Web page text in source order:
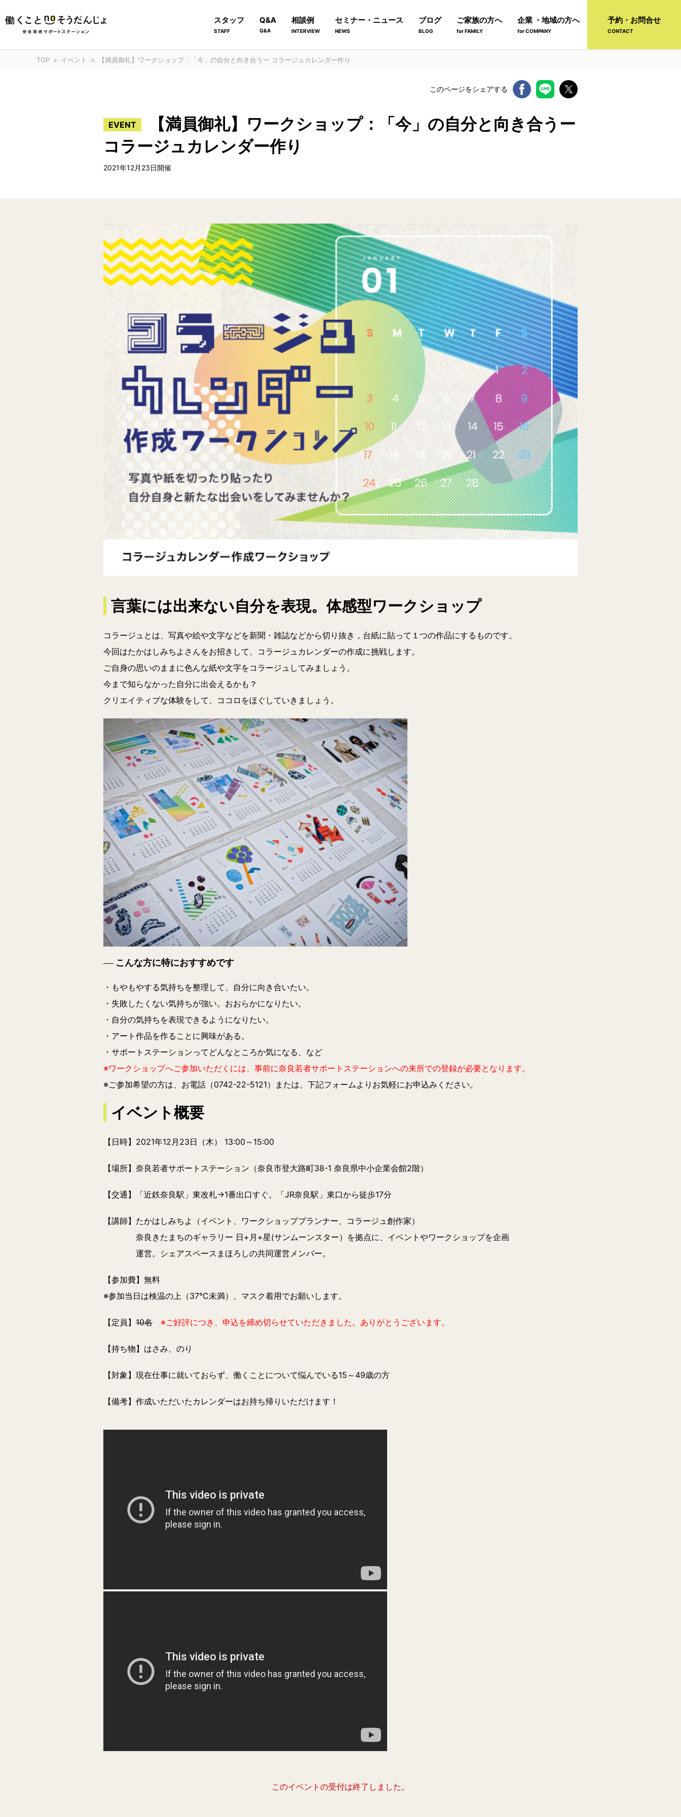
スタッフ
STAFF
Q&A
Q&A
相談例
INTERVIEW
セミナー・ニュース
NEWS
ブログ
BLOG
ご家族の方へ
for FAMILY
企業 ・地域の方へ
for COMPANY
予約・お問合せ
CONTACT
TOP イベント 【満員御礼】ワークショップ：「今」の自分と向き合うー コラージュカレンダー作り
このページをシェアする
EVENT
【満員御礼】ワークショップ：「今」の自分と向き合うー
コラージュカレンダー作り
2021年12月23日開催
言葉には出来ない自分を表現。体感型ワークショップ
コラージュとは、写真や絵や文字などを新聞・雑誌などから切り抜き，台紙に貼って１つの作品にするものです。
今回はたかはしみちよさんをお招きして、コラージュカレンダーの作成に挑戦します。
ご自身の思いのままに色んな紙や文字をコラージュしてみましょう。
今まで知らなかった自分に出会えるかも？
クリエイティブな体験をして、ココロをほぐしていきましょう。
こんな方に特におすすめです
・もやもやする気持ちを整理して、自分に向き合いたい。
・失敗したくない気持ちが強い。おおらかになりたい。
・自分の気持ちを表現できるようになりたい。
・アート作品を作ることに興味がある。
・サポートステーションってどんなところか気になる、など
※ワークショップへご参加いただくには、事前に奈良若者サポートステーションへの来所での登録が必要となります。
※ご参加希望の方は、お電話（0742-22-5121）または、下記フォームよりお気軽にお申込みください。
イベント概要
【日時】2021年12月23日（木） 13:00～15:00
【場所】奈良若者サポートステーション（奈良市登大路町38-1 奈良県中小企業会館2階）
【交通】「近鉄奈良駅」東改札→1番出口すぐ。「JR奈良駅」東口から徒歩17分
【講師】たかはしみちよ（イベント、ワークショッププランナー、コラージュ創作家）
奈良きたまちのギャラリー 日+月+星(サンムーンスター）を拠点に、イベントやワークショップを企画
運営。シェアスペースまほろしの共同運営メンバー。
【参加費】無料
※参加当日は検温の上（37℃未満）、マスク着用でお願いします。
【定員】 10名 ※ご好評につき、申込を締め切らせていただきました。ありがとうございます。
【持ち物】はさみ、のり
【対象】現在仕事に就いておらず、働くことについて悩んでいる15～49歳の方
【備考】 作成いただいたカレンダーはお持ち帰りいただけます！
このイベントの受付は終了しました。